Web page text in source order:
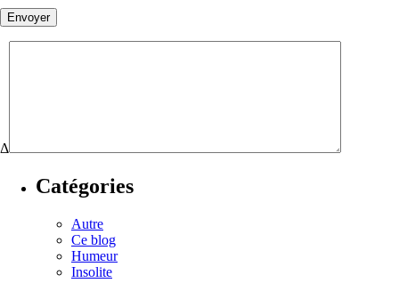
Δ
Catégories
Autre
Ce blog
Humeur
Insolite